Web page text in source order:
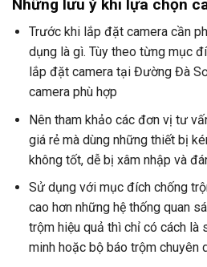
Những lưu ý khi lựa chọn
Trước khi lắp đặt camera cần
dụng là gì. Tùy theo từng mục
lắp đặt camera tại Đường Đà
camera phù hợp
Nên tham khảo các đơn vị tư
giá rẻ mà dùng những thiết bị
không tốt, dễ bị xâm nhập và
Sử dụng với mục đích chống
cao hơn những hệ thống quan
trộm hiệu quả thì chỉ có cách là
minh hoặc bộ báo trộm chuyên